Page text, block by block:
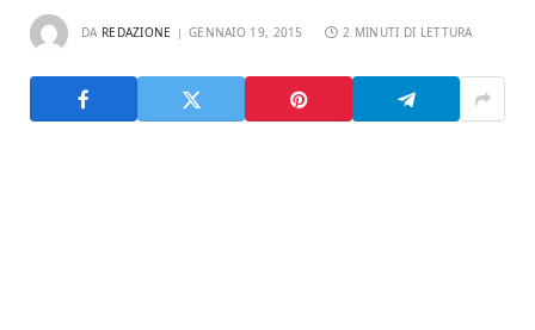
DA REDAZIONE GENNAIO 19, 2015 2 MINUTI DI LETTURA